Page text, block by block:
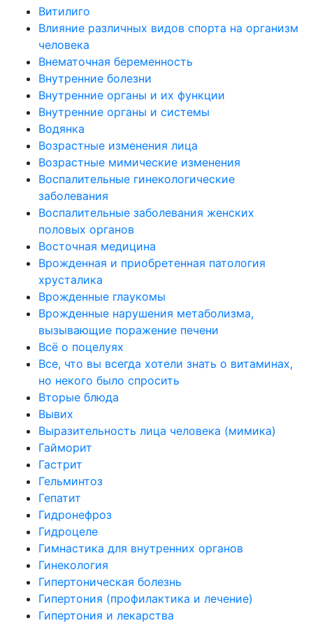
Витилиго
Влияние различных видов спорта на организм
человека
Внематочная беременность
Внутренние болезни
Внутренние органы и их функции
Внутренние органы и системы
Водянка
Возрастные изменения лица
Возрастные мимические изменения
Воспалительные гинекологические
заболевания
Воспалительные заболевания женских
половых органов
Восточная медицина
Врожденная и приобретенная патология
хрусталика
Врожденные глаукомы
Врожденные нарушения метаболизма,
вызывающие поражение печени
Всё о поцелуях
Все, что вы всегда хотели знать о витаминах,
но некого было спросить
Вторые блюда
Вывих
Выразительность лица человека (мимика)
Гайморит
Гастрит
Гельминтоз
Гепатит
Гидронефроз
Гидроцеле
Гимнастика для внутренних органов
Гинекология
Гипертоническая болезнь
Гипертония (профилактика и лечение)
Гипертония и лекарства